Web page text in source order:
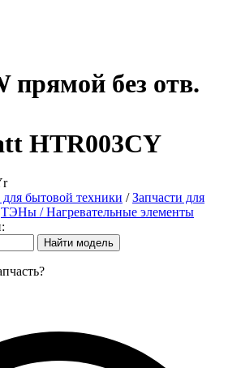
прямой без отв.
HTR003CY
для бытовой техники /Запчасти для
ТЭНы / Нагревательные элементы